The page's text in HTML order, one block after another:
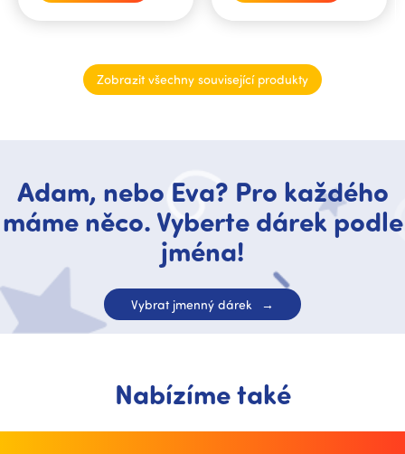
Zobrazit všechny související produkty
Adam, nebo Eva? Pro každého
máme něco. Vyberte dárek podle
jména!
Vybrat jmenný dárek
Nabízíme také